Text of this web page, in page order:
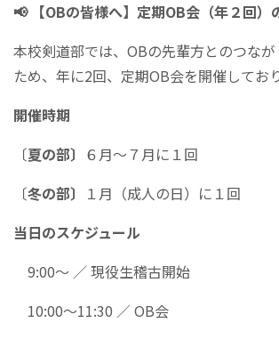
📢 【OBの皆様へ】定期OB会（年２回）
本校剣道部では、OBの先輩方とのつな
ため、年に2回、定期OB会を開催しており
開催時期
〔夏の部〕 ６月〜７月に１回
〔冬の部〕
１月（成人の日）に１回
当日のスケジュール
9:00〜 ／ 現役生稽古開始
10:00〜11:30 ／ OB会